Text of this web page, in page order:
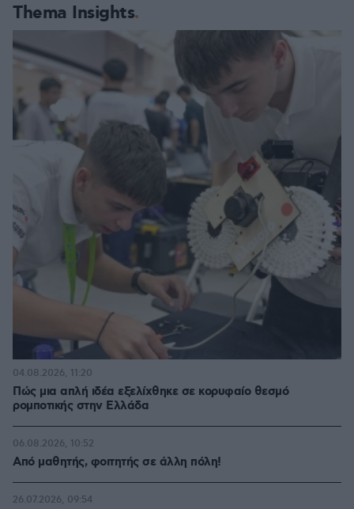
Thema Insights
Πώς μια απλή ιδέα εξελίχθηκε σε κορυφαίο θεσμό
ρομποτικής στην Ελλάδα
04.08.2026, 11:20
Από μαθητής, φοιτητής σε άλλη πόλη!
06.08.2026, 10:52
26.07.2026, 09:54